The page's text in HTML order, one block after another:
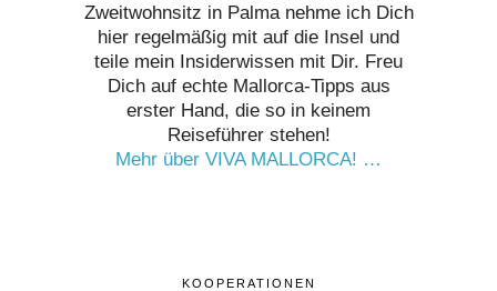
Zweitwohnsitz in Palma nehme ich Dich
hier regelmäßig mit auf die Insel und
teile mein Insiderwissen mit Dir. Freu
Dich auf echte Mallorca-Tipps aus
erster Hand, die so in keinem
Reiseführer stehen!
Mehr über VIVA MALLORCA! …
KOOPERATIONEN